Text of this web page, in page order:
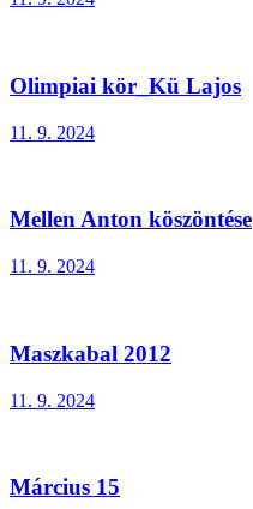
Olimpiai kör_Kü Lajos
11. 9. 2024
Mellen Anton köszöntése
11. 9. 2024
Maszkabal 2012
11. 9. 2024
Március 15